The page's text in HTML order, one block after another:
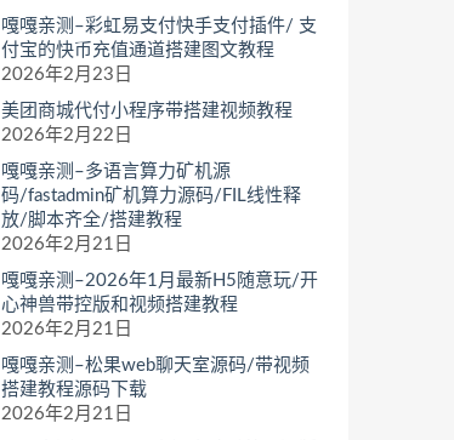
嘎嘎亲测–彩虹易支付快手支付插件/ 支
付宝的快币充值通道搭建图文教程
2026年2月23日
美团商城代付小程序带搭建视频教程
2026年2月22日
嘎嘎亲测–多语言算力矿机源
码/fastadmin矿机算力源码/FIL线性释
放/脚本齐全/搭建教程
2026年2月21日
嘎嘎亲测–2026年1月最新H5随意玩/开
心神兽带控版和视频搭建教程
2026年2月21日
嘎嘎亲测–松果web聊天室源码/带视频
搭建教程源码下载
2026年2月21日